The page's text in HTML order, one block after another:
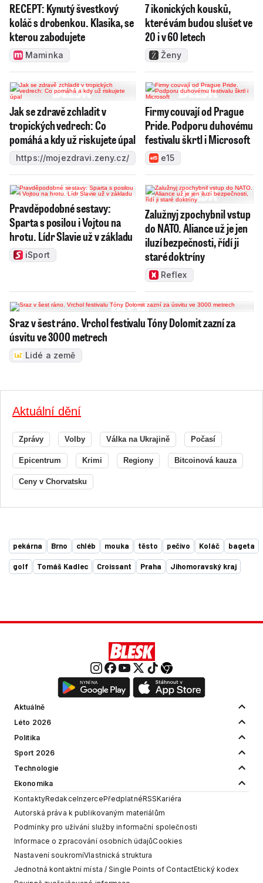
RECEPT: Kynutý švestkový
koláč s drobenkou. Klasika, se
kterou zabodujete
Maminka
7 ikonických kousků,
které vám budou slušet ve
20 i v 60 letech
Ženy
Jak se zdravě zchladit v
tropických vedrech: Co
pomáhá a kdy už riskujete úpal
https://mojezdravi.zeny.cz/
Firmy couvají od Prague
Pride. Podporu duhovému
festivalu škrtl i Microsoft
e15
Pravděpodobné sestavy:
Sparta s posilou i Vojtou na
hrotu. Lídr Slavie už v základu
iSport
Zalužnyj zpochybnil vstup
do NATO. Aliance už je jen
iluzí bezpečnosti, řídí ji
staré doktríny
Reflex
Sraz v šest ráno. Vrchol festivalu Tóny Dolomit zazní za
úsvitu ve 3000 metrech
Lidé a země
Aktuální dění
Zprávy Volby Válka na Ukrajině Počasí
Epicentrum Krimi Regiony Bitcoinová kauza
Ceny v Chorvatsku
pekárna Brno chléb mouka těsto pečivo Koláč bageta
golf Tomáš Kadlec Croissant Praha Jihomoravský kraj
Aktuálně
Léto 2026
Politika
Sport 2026
Technologie
Ekonomika
KontaktyRedakceInzercePředplatnéRSSKariéra
Autorská práva k publikovaným materiálům
Podmínky pro užívání služby informační společnosti
Informace o zpracování osobních údajůCookies
Nastavení soukromíVlastnická struktura
Jednotná kontaktní místa / Single Points of ContactEtický kodex